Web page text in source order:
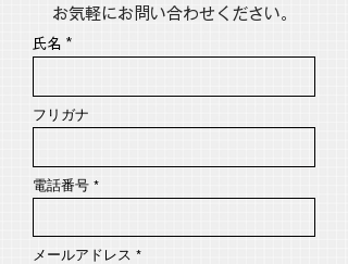
お気軽にお問い合わせください。
氏名
フリガナ
電話番号
メールアドレス